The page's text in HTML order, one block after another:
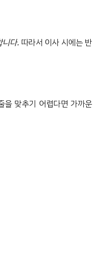
니다. 따라서 이사 시에는 반
을 맞추기 어렵다면 가까운